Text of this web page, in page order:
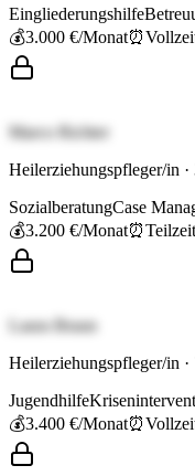
Eingliederungshilfe
💰3.000 €/Monat⏰
Marco Richter
Heilerziehungspfleger/in ·
SozialberatungCase
💰3.200 €/Monat⏰Teilzeit
Laura Braun
Heilerziehungspfleger/in ·
Jugendhilfe
💰3.400 €/Monat⏰